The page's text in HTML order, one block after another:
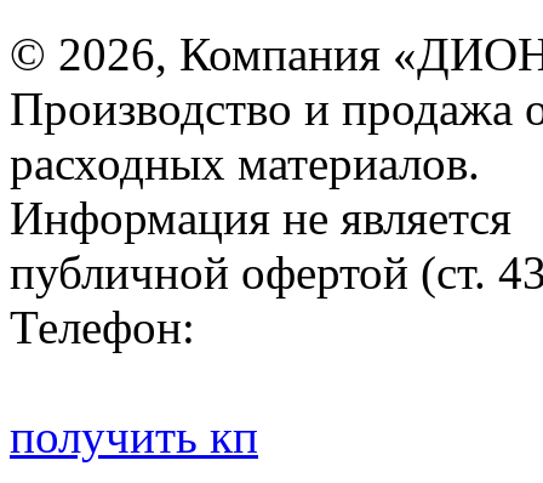
© 2026, Компания
Производство и продажа
расходных материалов.
Информация не является
публичной офертой (ст.
Телефон:
получить кп